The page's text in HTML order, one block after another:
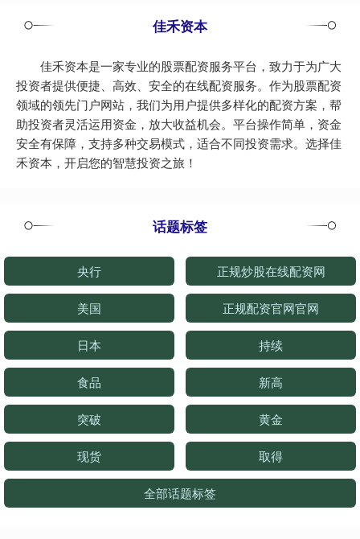
佳禾资本
佳禾资本是一家专业的股票配资服务平台，致力于为广大
投资者提供便捷、高效、安全的在线配资服务。作为股票配资
领域的领先门户网站，我们为用户提供多样化的配资方案，帮
助投资者灵活运用资金，放大收益机会。平台操作简单，资金
安全有保障，支持多种交易模式，适合不同投资需求。选择佳
禾资本，开启您的智慧投资之旅！
话题标签
央行 正规炒股在线配资网
美国 正规配资官网官网
日本 持续
食品 新高
突破 黄金
现货 取得
全部话题标签